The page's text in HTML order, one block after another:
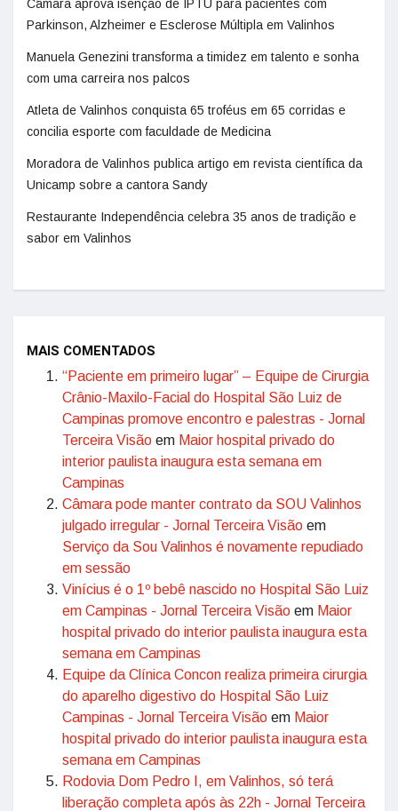
Câmara aprova isenção de IPTU para pacientes com
Parkinson, Alzheimer e Esclerose Múltipla em Valinhos
Manuela Genezini transforma a timidez em talento e sonha
com uma carreira nos palcos
Atleta de Valinhos conquista 65 troféus em 65 corridas e
concilia esporte com faculdade de Medicina
Moradora de Valinhos publica artigo em revista científica da
Unicamp sobre a cantora Sandy
Restaurante Independência celebra 35 anos de tradição e
sabor em Valinhos
MAIS COMENTADOS
“Paciente em primeiro lugar” – Equipe de Cirurgia
Crânio-Maxilo-Facial do Hospital São Luiz de
Campinas promove encontro e palestras - Jornal
Terceira Visão em Maior hospital privado do
interior paulista inaugura esta semana em
Campinas
Câmara pode manter contrato da SOU Valinhos
julgado irregular - Jornal Terceira Visão em
Serviço da Sou Valinhos é novamente repudiado
em sessão
Vinícius é o 1º bebê nascido no Hospital São Luiz
em Campinas - Jornal Terceira Visão em Maior
hospital privado do interior paulista inaugura esta
semana em Campinas
Equipe da Clínica Concon realiza primeira cirurgia
do aparelho digestivo do Hospital São Luiz
Campinas - Jornal Terceira Visão em Maior
hospital privado do interior paulista inaugura esta
semana em Campinas
Rodovia Dom Pedro I, em Valinhos, só terá
liberação completa após às 22h - Jornal Terceira